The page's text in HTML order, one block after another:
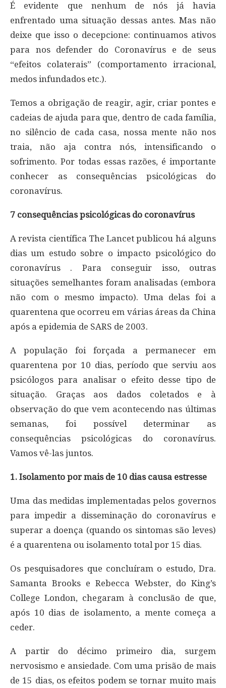
É evidente que nenhum de nós já havia
enfrentado uma situação dessas antes. Mas não
deixe que isso o decepcione: continuamos ativos
para nos defender do Coronavírus e de seus
“efeitos colaterais” (comportamento irracional,
medos infundados etc.).
Temos a obrigação de reagir, agir, criar pontes e
cadeias de ajuda para que, dentro de cada família,
no silêncio de cada casa, nossa mente não nos
traia, não aja contra nós, intensificando o
sofrimento. Por todas essas razões, é importante
conhecer as consequências psicológicas do
coronavírus.
7 consequências psicológicas do coronavírus
A revista científica The Lancet publicou há alguns
dias um estudo sobre o impacto psicológico do
coronavírus . Para conseguir isso, outras
situações semelhantes foram analisadas (embora
não com o mesmo impacto). Uma delas foi a
quarentena que ocorreu em várias áreas da China
após a epidemia de SARS de 2003.
A população foi forçada a permanecer em
quarentena por 10 dias, período que serviu aos
psicólogos para analisar o efeito desse tipo de
situação. Graças aos dados coletados e à
observação do que vem acontecendo nas últimas
semanas, foi possível determinar as
consequências psicológicas do coronavírus.
Vamos vê-las juntos.
1. Isolamento por mais de 10 dias causa estresse
Uma das medidas implementadas pelos governos
para impedir a disseminação do coronavírus e
superar a doença (quando os sintomas são leves)
é a quarentena ou isolamento total por 15 dias.
Os pesquisadores que concluíram o estudo, Dra.
Samanta Brooks e Rebecca Webster, do King’s
College London, chegaram à conclusão de que,
após 10 dias de isolamento, a mente começa a
ceder.
A partir do décimo primeiro dia, surgem
nervosismo e ansiedade. Com uma prisão de mais
de 15 dias, os efeitos podem se tornar muito mais